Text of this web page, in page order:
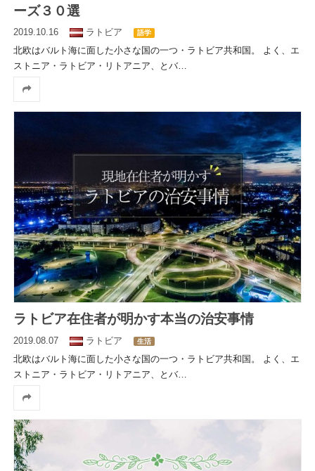
ーズ３０選
2019.10.16 ラトビア 語学
北欧はバルト海に面した小さな国の一つ・ラトビア共和国。 よく、エ
ストニア・ラトビア・リトアニア、とバ…
ラトビア在住者が明かす本当の治安事情
2019.08.07 ラトビア 生活
北欧はバルト海に面した小さな国の一つ・ラトビア共和国。 よく、エ
ストニア・ラトビア・リトアニア、とバ…